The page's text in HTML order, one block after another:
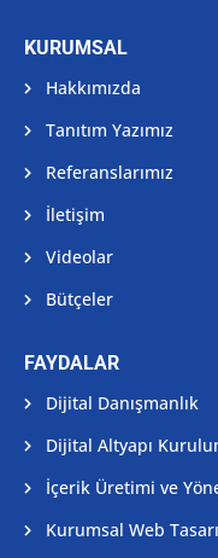
KURUMSAL
Hakkımızda
Tanıtım Yazımız
Referanslarımız
İletişim
Videolar
Bütçeler
FAYDALAR
Dijital Danışmanlık
Dijital Altyapı
İçerik Üretimi ve
Kurumsal Web